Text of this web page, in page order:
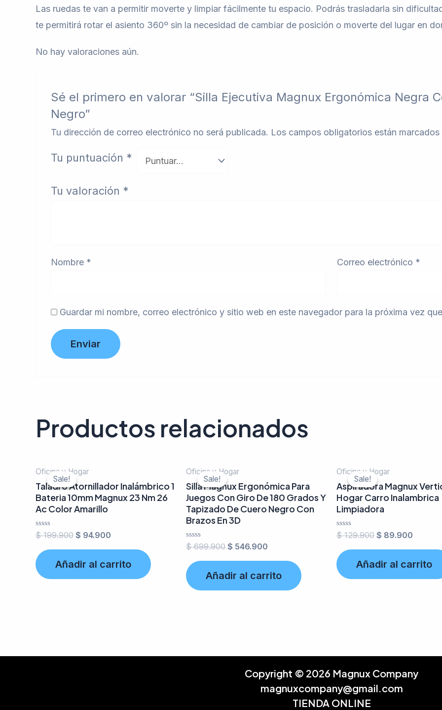
Las ruedas te van a permitir moverte y limpiar fácilmente tu espacio. Podrás trasladarla sin
te permitirá rotar el asiento 360º sin la necesidad de cambiar de posición o moverte del lugar en
No hay valoraciones aún.
Sé el primero en valorar “Silla Ejecutiva Magnux Ergonómica Negra
Negro”
Tu dirección de correo electrónico no será publicada. Los campos obligatorios están marcados
Tu puntuación *
Tu valoración *
Nombre * Correo electrónico *
Guardar mi nombre, correo electrónico y sitio web en este navegador para la próxima vez
Productos relacionados
Sale!
Sale!
Oficina y Hogar
Taladro Atornillador Inalámbrico 1
Bateria 10mm Magnux 23 Nm 26
Ac Color Amarillo
Valorado
en
de
5
$199.900 $ 94.900
Añadir al carrito
Sale!
Sale!
Oficina y Hogar
Silla Magnux Ergonómica Para
Juegos Con Giro De 180 Grados Y
Tapizado De Cuero Negro Con
Brazos En 3D
Valorado
en
de
5
$699.900 $ 546.900
Añadir al carrito
Sale!
Sale!
Oficina y Hogar
Aspiradora Magnux
Hogar Carro Inalambrica
Limpiadora
Valorado
en
de
5
$129.900 $ 89.900
Añadir al carrito
Copyright © 2026 Magnux Company
magnuxcompany@gmail.com
TIENDA ONLINE